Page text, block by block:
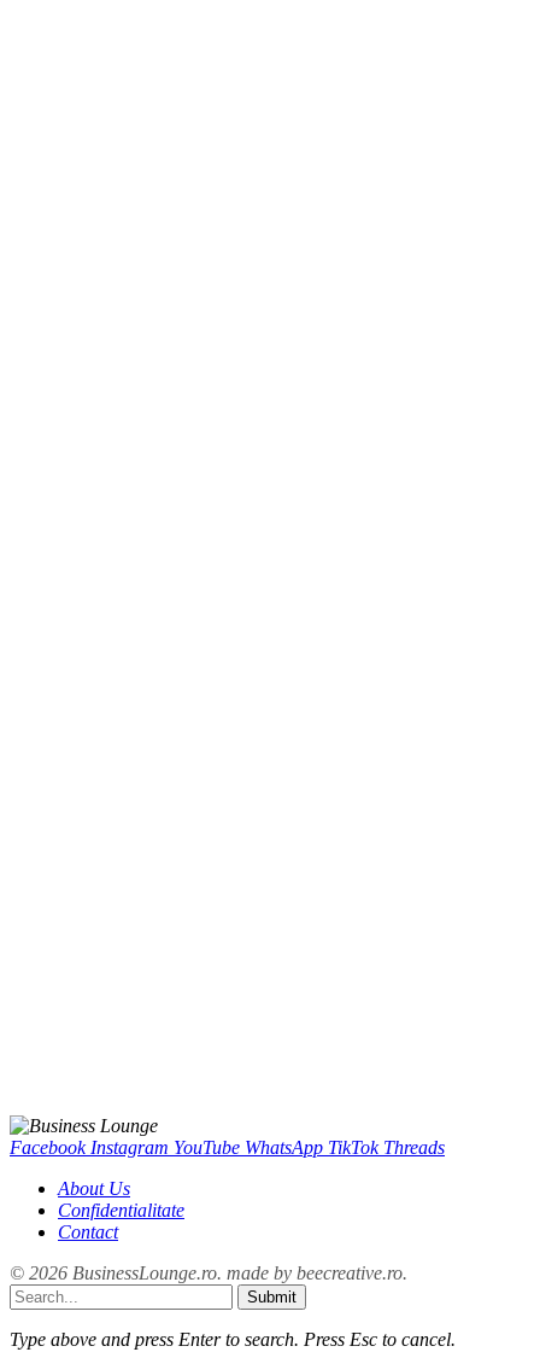
Facebook Instagram YouTube WhatsApp TikTok Threads
About Us
Confidentialitate
Contact
© 2026 BusinessLounge.ro. made by beecreative.ro.
Submit
Type above and press Enterto search. Press Esc to cancel.